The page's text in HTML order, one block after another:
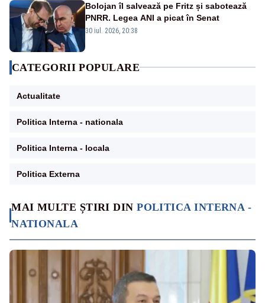
MAI MULTE ȘTIRI DINPOLITICA INTERNA -
NATIONALA
Bolojan îl salvează pe Fritz și sabotează
PNRR. Legea ANI a picat în Senat
30 iul. 2026, 20:38
CATEGORII POPULARE
Actualitate
Politica Interna - nationala
Politica Interna - locala
Politica Externa